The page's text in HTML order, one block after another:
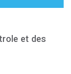
et des